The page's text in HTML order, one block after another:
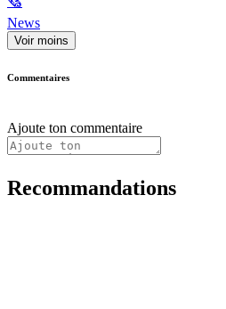
News
Voir moins
Commentaires
Ajoute ton commentaire
Recommandations